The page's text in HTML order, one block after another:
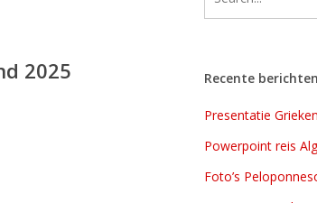
2025 Recente berichten
Presentatie
Powerpoint reis
Foto’s